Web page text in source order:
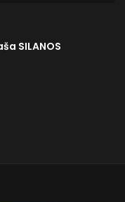
SILANOS